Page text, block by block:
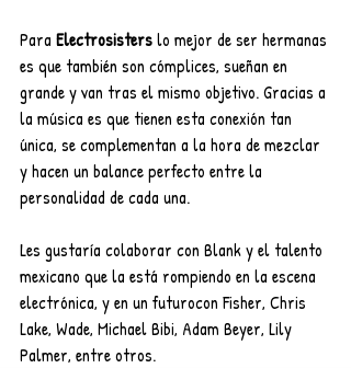
Para Electrosisters lo mejor de ser hermanas
es que también son cómplices, sueñan en
grande y van tras el mismo objetivo. Gracias a
la música es que tienen esta conexión tan
única, se complementan a la hora de mezclar
y hacen un balance perfecto entre la
personalidad de cada una.
Les gustaría colaborar con Blank y el talento
mexicano que la está rompiendo en la escena
electrónica, y en un futurocon Fisher, Chris
Lake, Wade, Michael Bibi, Adam Beyer, Lily
Palmer, entre otros.